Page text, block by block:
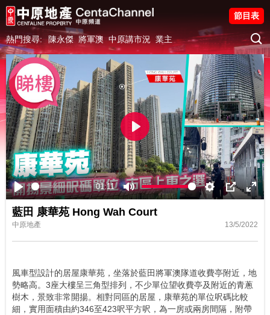
熱門搜尋: 陳永傑 將軍澳 中原講市況 業主
節目表
Play
01:11
Mute Settings
PIP
Play
藍田 康華苑 Hong Wah Court
中原地產 13/5/2022
風車型設計的居屋康華苑，坐落於藍田將軍澳隊道收費亭附近，地
勢略高。3座大樓呈三角型排列，不少單位望收費亭及附近的青蔥
樹木，景致非常開揚。相對同區的居屋，康華苑的單位呎碼比較
細，實用面積由約346至423呎平方呎，為一房或兩房間隔，附帶